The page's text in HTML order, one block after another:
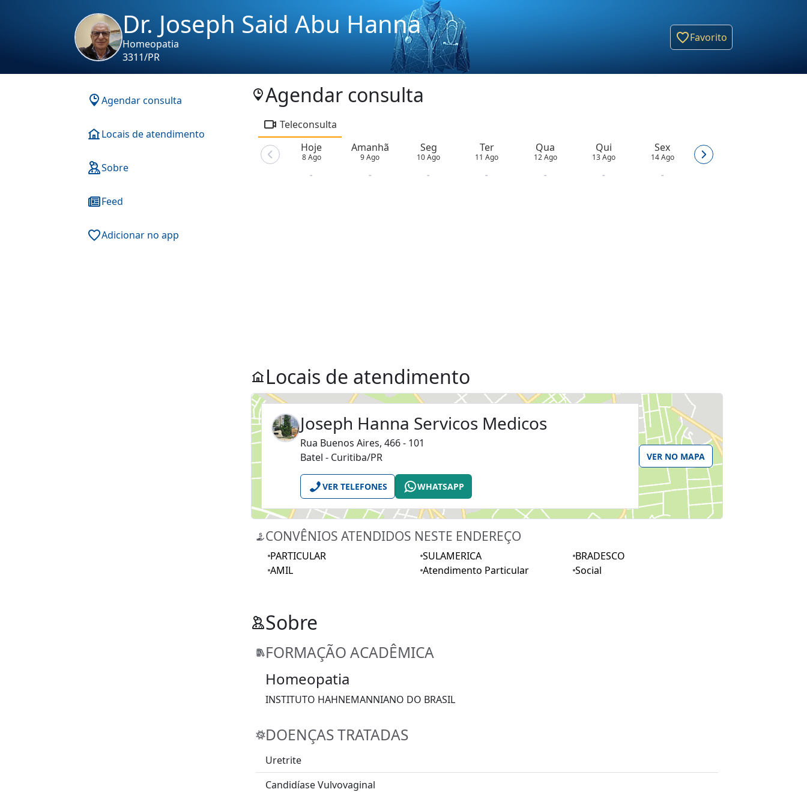
Dr. Joseph Said Abu Hanna
Homeopatia
3311/PR
Favorito
Agendar consulta
Locais de atendimento
Sobre
Feed
Adicionar no app
Agendar consulta
Locais de atendimento
Joseph Hanna Servicos Medicos
Rua Buenos Aires, 466 - 101
Batel - Curitiba/PR
VER TELEFONES WHATSAPP
VER NO MAPA
CONVÊNIOS ATENDIDOS NESTE ENDEREÇO
PARTICULAR SULAMERICA
BRADESCO
AMIL
Atendimento Particular Social
Sobre
FORMAÇÃO ACADÊMICA
Homeopatia
INSTITUTO HAHNEMANNIANO DO BRASIL
DOENÇAS TRATADAS
Uretrite
Candidíase Vulvovaginal